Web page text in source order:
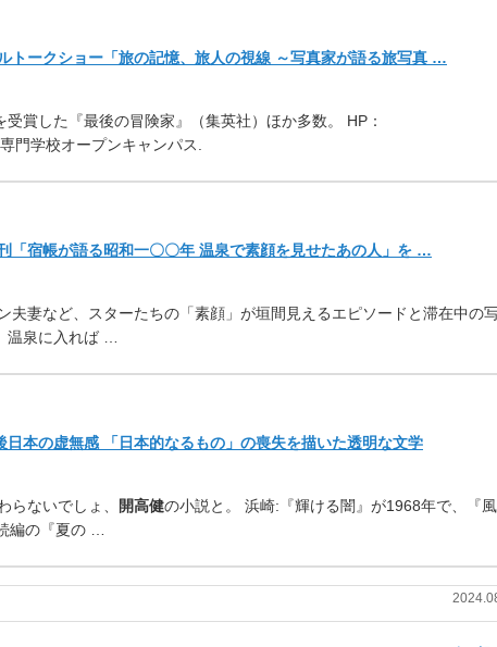
トークショー「旅の記憶、旅人の視線 ～写真家が語る旅写真 …
受賞した『最後の冒険家』（集英社）ほか多数。 HP：
門学校オープンキャンパス.
「宿帳が語る昭和一〇〇年 温泉で素顔を見せたあの人」を …
夫妻など、スターたちの「素顔」 が垣間見えるエピソードと滞在中の
温泉に入れば …
本の虚無感 「日本的なるもの」の喪失を描いた透明な文学
らないでしょ、
開高健の小説と。 浜崎:『輝ける闇』が1968年で、『
編の『夏の …